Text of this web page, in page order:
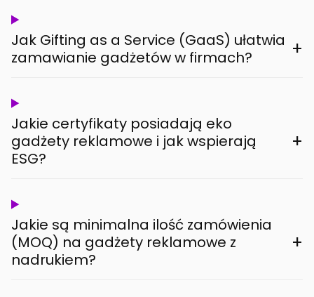
Jak Gifting as a Service (GaaS) ułatwia
zamawianie gadżetów w firmach?
+
Jakie certyfikaty posiadają eko
gadżety reklamowe i jak wspierają
ESG?
+
Jakie są minimalna ilość zamówienia
(MOQ) na gadżety reklamowe z
nadrukiem?
+